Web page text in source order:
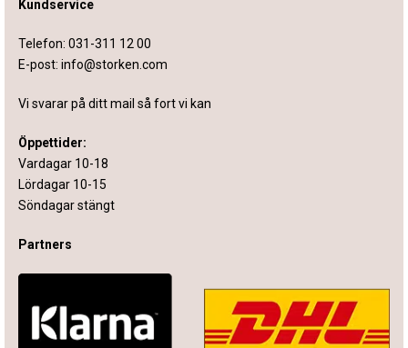
Kundservice
Telefon: 031-311 12 00
E-post: info@storken.com
Vi svarar på ditt mail så fort vi kan
Öppettider:
Vardagar 10-18
Lördagar 10-15
Söndagar stängt
Partners